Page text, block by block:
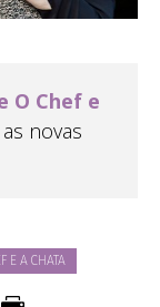
O Chef e
novas
E A CHATA